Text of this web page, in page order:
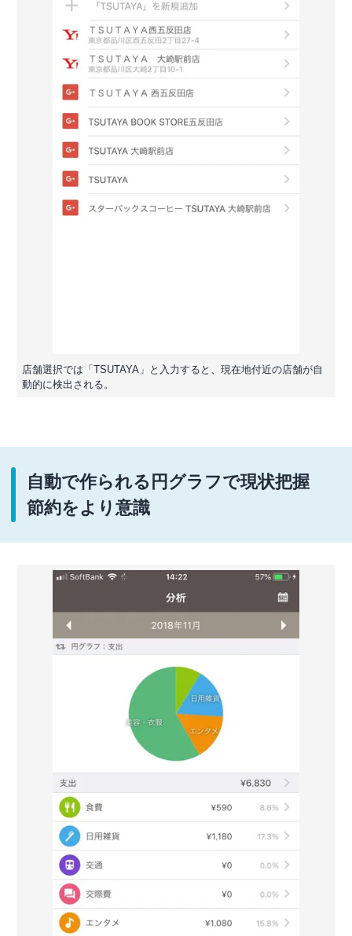
店舗選択では「TSUTAYA」と入力すると、現在地付近の店舗が自
動的に検出される。
自動で作られる円グラフで現状把握
節約をより意識